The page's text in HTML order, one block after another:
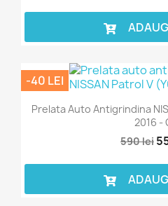
Prelata Auto Antigrindina
2016 -
590 lei
-40 LEI